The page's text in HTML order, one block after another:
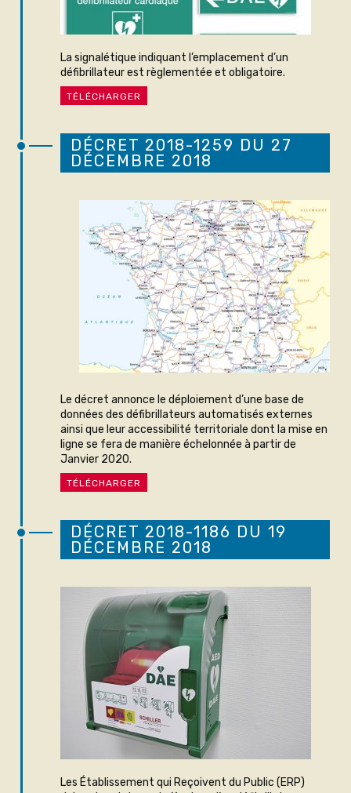
La signalétique indiquant l’emplacement d’un
défibrillateur est règlementée et obligatoire.
TÉLÉCHARGER
DÉCRET 2018-1259 DU 27
DÉCEMBRE 2018
Le décret annonce le déploiement d’une base de
données des défibrillateurs automatisés externes
ainsi que leur accessibilité territoriale dont la mise en
ligne se fera de manière échelonnée à partir de
Janvier 2020.
TÉLÉCHARGER
DÉCRET 2018-1186 DU 19
DÉCEMBRE 2018
Les Établissement qui Reçoivent du Public (ERP)